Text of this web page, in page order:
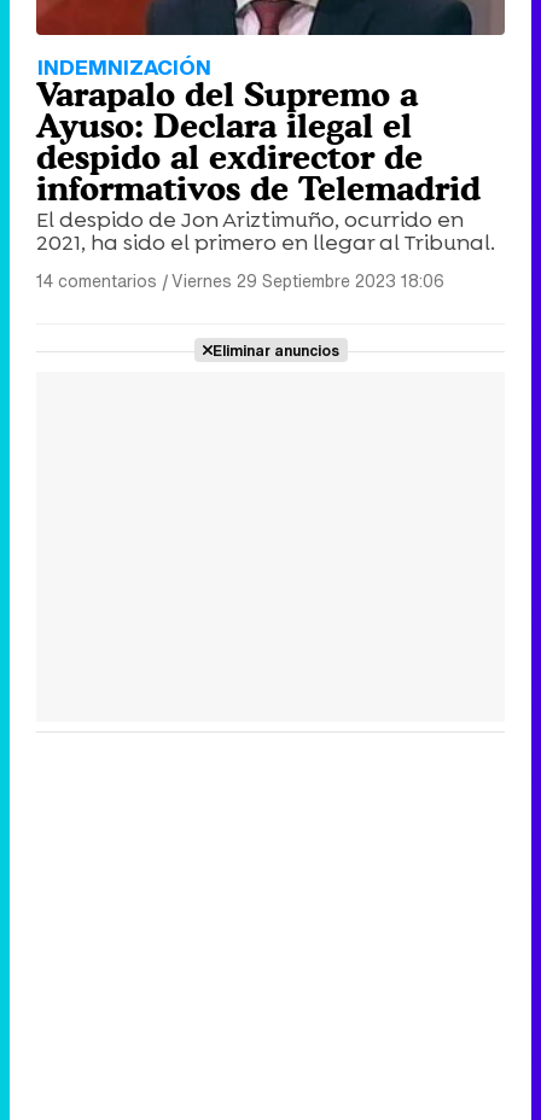
INDEMNIZACIÓN
Varapalo del Supremo a
Ayuso: Declara ilegal el
despido al exdirector de
informativos de Telemadrid
El despido de Jon Ariztimuño, ocurrido en
2021, ha sido el primero en llegar al Tribunal.
14 comentarios |Viernes 29 Septiembre 2023 18:06
Eliminar anuncios